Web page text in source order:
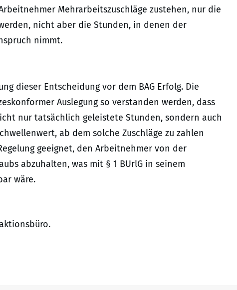
Mehrarbeitszuschläge zustehen, nur die
nicht aber die Stunden, in denen der
nimmt.
dieser Entscheidung vor dem BAG Erfolg. Die
Auslegung so verstanden werden, dass
nur tatsächlich geleistete Stunden, sondern auch
ab dem solche Zuschläge zu zahlen
geeignet, den Arbeitnehmer von der
abzuhalten, was mit § 1 BUrlG in seinem
wäre.